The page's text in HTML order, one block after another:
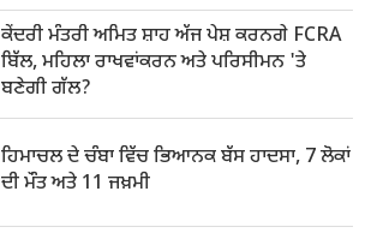
ਕੇਂਦਰੀ ਮੰਤਰੀ ਅਮਿਤ ਸ਼ਾਹ ਅੱਜ ਪੇਸ਼ ਕਰਨਗੇ FCRA
ਬਿੱਲ, ਮਹਿਲਾ ਰਾਖਵਾਂਕਰਨ ਅਤੇ ਪਰਿਸੀਮਨ 'ਤੇ
ਬਣੇਗੀ ਗੱਲ?
ਹਿਮਾਚਲ ਦੇ ਚੰਬਾ ਵਿੱਚ ਭਿਆਨਕ ਬੱਸ ਹਾਦਸਾ, 7 ਲੋਕਾਂ
ਦੀ ਮੌਤ ਅਤੇ 11 ਜਖ਼ਮੀ